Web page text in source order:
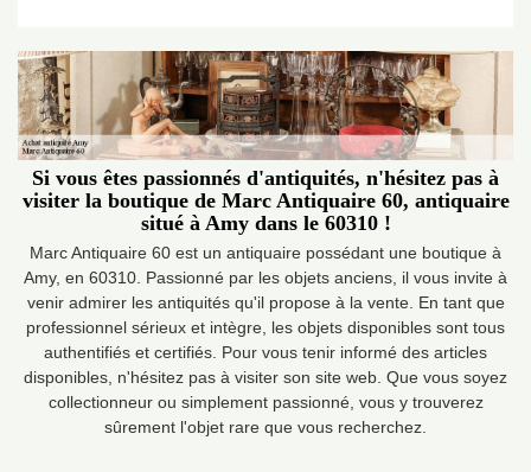
Si vous êtes passionnés d'antiquités, n'hésitez pas à
visiter la boutique de Marc Antiquaire 60, antiquaire
situé à Amy dans le 60310 !
Marc Antiquaire 60 est un antiquaire possédant une boutique à
Amy, en 60310. Passionné par les objets anciens, il vous invite à
venir admirer les antiquités qu'il propose à la vente. En tant que
professionnel sérieux et intègre, les objets disponibles sont tous
authentifiés et certifiés. Pour vous tenir informé des articles
disponibles, n'hésitez pas à visiter son site web. Que vous soyez
collectionneur ou simplement passionné, vous y trouverez
sûrement l'objet rare que vous recherchez.